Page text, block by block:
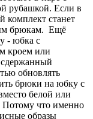
рубашкой. Если в
комплект станет
брюкам. Ещё
- юбка с
кроем или
сдержанный
обновлять
брюки на юбку с
белой или
Потому что именно
образы